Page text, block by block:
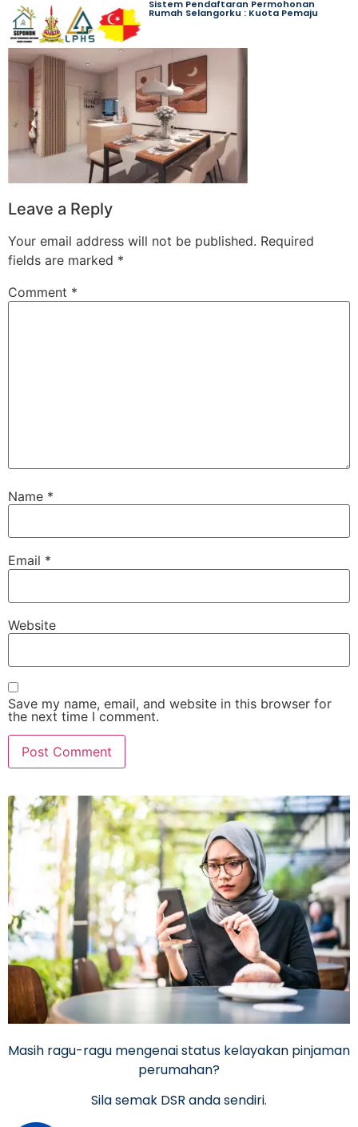
Sistem Pendaftaran Permohonan
Rumah Selangorku : Kuota Pemaju
Leave a Reply
Your email address will not be published. Required
fields are marked *
Comment *
Name *
Email *
Website
Save my name, email, and website in this browser for
the next time I comment.
Masih ragu-ragu mengenai status kelayakan pinjaman
perumahan?
Sila semak DSR anda sendiri.